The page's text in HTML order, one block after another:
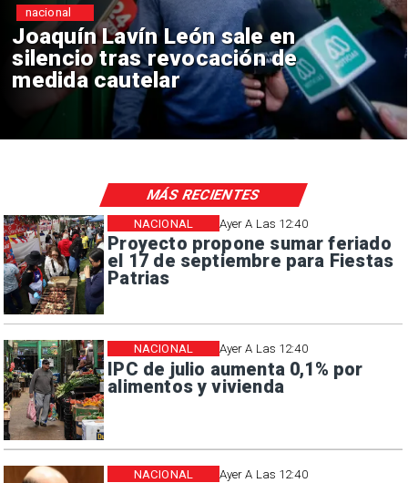
Chile y Venezuela formalizan
reinicio de relaciones
consulares
nacional
Ayer A Las 12:40
Proyecto propone sumar feriado
el 17 de septiembre para Fiestas
Patrias
NACIONAL
Ayer A Las 12:40
IPC de julio aumenta 0,1% por
alimentos y vivienda
NACIONAL
Ayer A Las 12:40
NACIONAL
MÁS RECIENTES